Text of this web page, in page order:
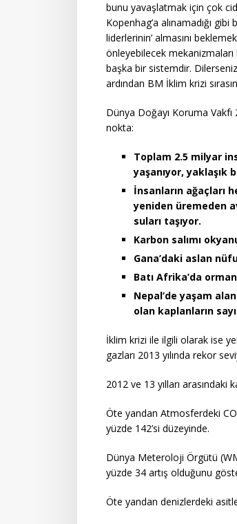
bunu yavaşlatmak için çok
Kopenhag’a alınamadığı
liderlerinin’ almasını
önleyebilecek
başka bir sistemdir.
ardından BM İklim krizi
Dünya Doğayı Koruma
nokta:
Toplam 2.5 milyar
yaşanıyor, yaklaşık
İnsanların ağaçları
yeniden üremeden
suları taşıyor.
Karbon salımı
Gana’daki aslan
Batı Afrika’da
Nepal’de yaşam
olan kaplanların
İklim krizi ile ilgili olarak ise
gazları 2013 yılında rekor
2012 ve 13 yılları
Öte yandan Atmosferdeki
yüzde 142’si düzeyinde.
Dünya Meteroloji Örgütü
yüzde 34 artış olduğunu
Öte yandan denizlerdeki